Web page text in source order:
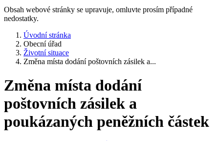
Obsah webové stránky se upravuje, omluvte prosím případné
nedostatky.
Úvodní stránka
Obecní úřad
Životní situace
Změna místa dodání poštovních zásilek a...
Změna místa dodání
poštovních zásilek a
poukázaných peněžních částek